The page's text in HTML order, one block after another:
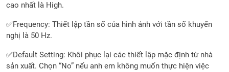
cao nhất là High.
✅Frequency: Thiết lập tần số của hình ảnh với tần số khuyến
nghị là 50 Hz.
✅Default Setting: Khôi phục lại các thiết lập mặc định từ nhà
sản xuất. Chọn “No” nếu anh em không muốn thực hiện việc